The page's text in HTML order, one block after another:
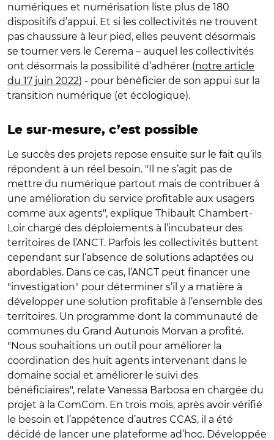
numériques et numérisation liste plus de 180
dispositifs d’appui. Et si les collectivités ne trouvent
pas chaussure à leur pied, elles peuvent désormais
se tourner vers le Cerema – auquel les collectivités
ont désormais la possibilité d’adhérer (notre article
du 17 juin 2022) - pour bénéficier de son appui sur la
transition numérique (et écologique).
Le sur-mesure, c’est possible
Le succès des projets repose ensuite sur le fait qu’ils
répondent à un réel besoin. "Il ne s’agit pas de
mettre du numérique partout mais de contribuer à
une amélioration du service profitable aux usagers
comme aux agents", explique Thibault Chambert-
Loir chargé des déploiements à l’incubateur des
territoires de l’ANCT. Parfois les collectivités buttent
cependant sur l’absence de solutions adaptées ou
abordables. Dans ce cas, l’ANCT peut financer une
"investigation" pour déterminer s’il y a matière à
développer une solution profitable à l’ensemble des
territoires. Un programme dont la communauté de
communes du Grand Autunois Morvan a profité.
"Nous souhaitions un outil pour améliorer la
coordination des huit agents intervenant dans le
domaine social et améliorer le suivi des
bénéficiaires", relate Vanessa Barbosa en chargée du
projet à la ComCom. En trois mois, après avoir vérifié
le besoin et l’appétence d’autres CCAS, il a été
décidé de lancer une plateforme ad’hoc. Développée